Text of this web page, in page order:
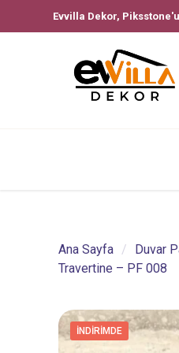
Evvilla Dekor,
Ana Sayfa / Duvar
Travertine – PF 008
İNDIRIMDE